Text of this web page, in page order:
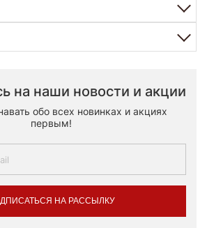
на наши новости и акции
обо всех новинках и акциях
первым!
НА РАССЫЛКУ